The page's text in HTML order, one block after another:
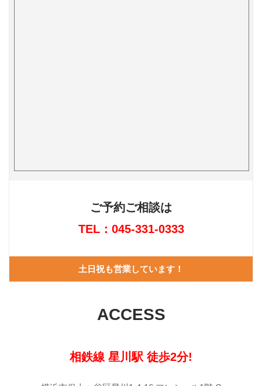
ご予約ご相談は
TEL：045-331-0333
土日祝も営業しています！
ACCESS
相鉄線 星川駅 徒歩2分!